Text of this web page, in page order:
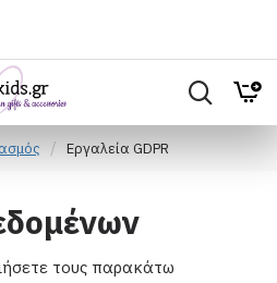
Εργαλεία GDPR
τους παρακάτω